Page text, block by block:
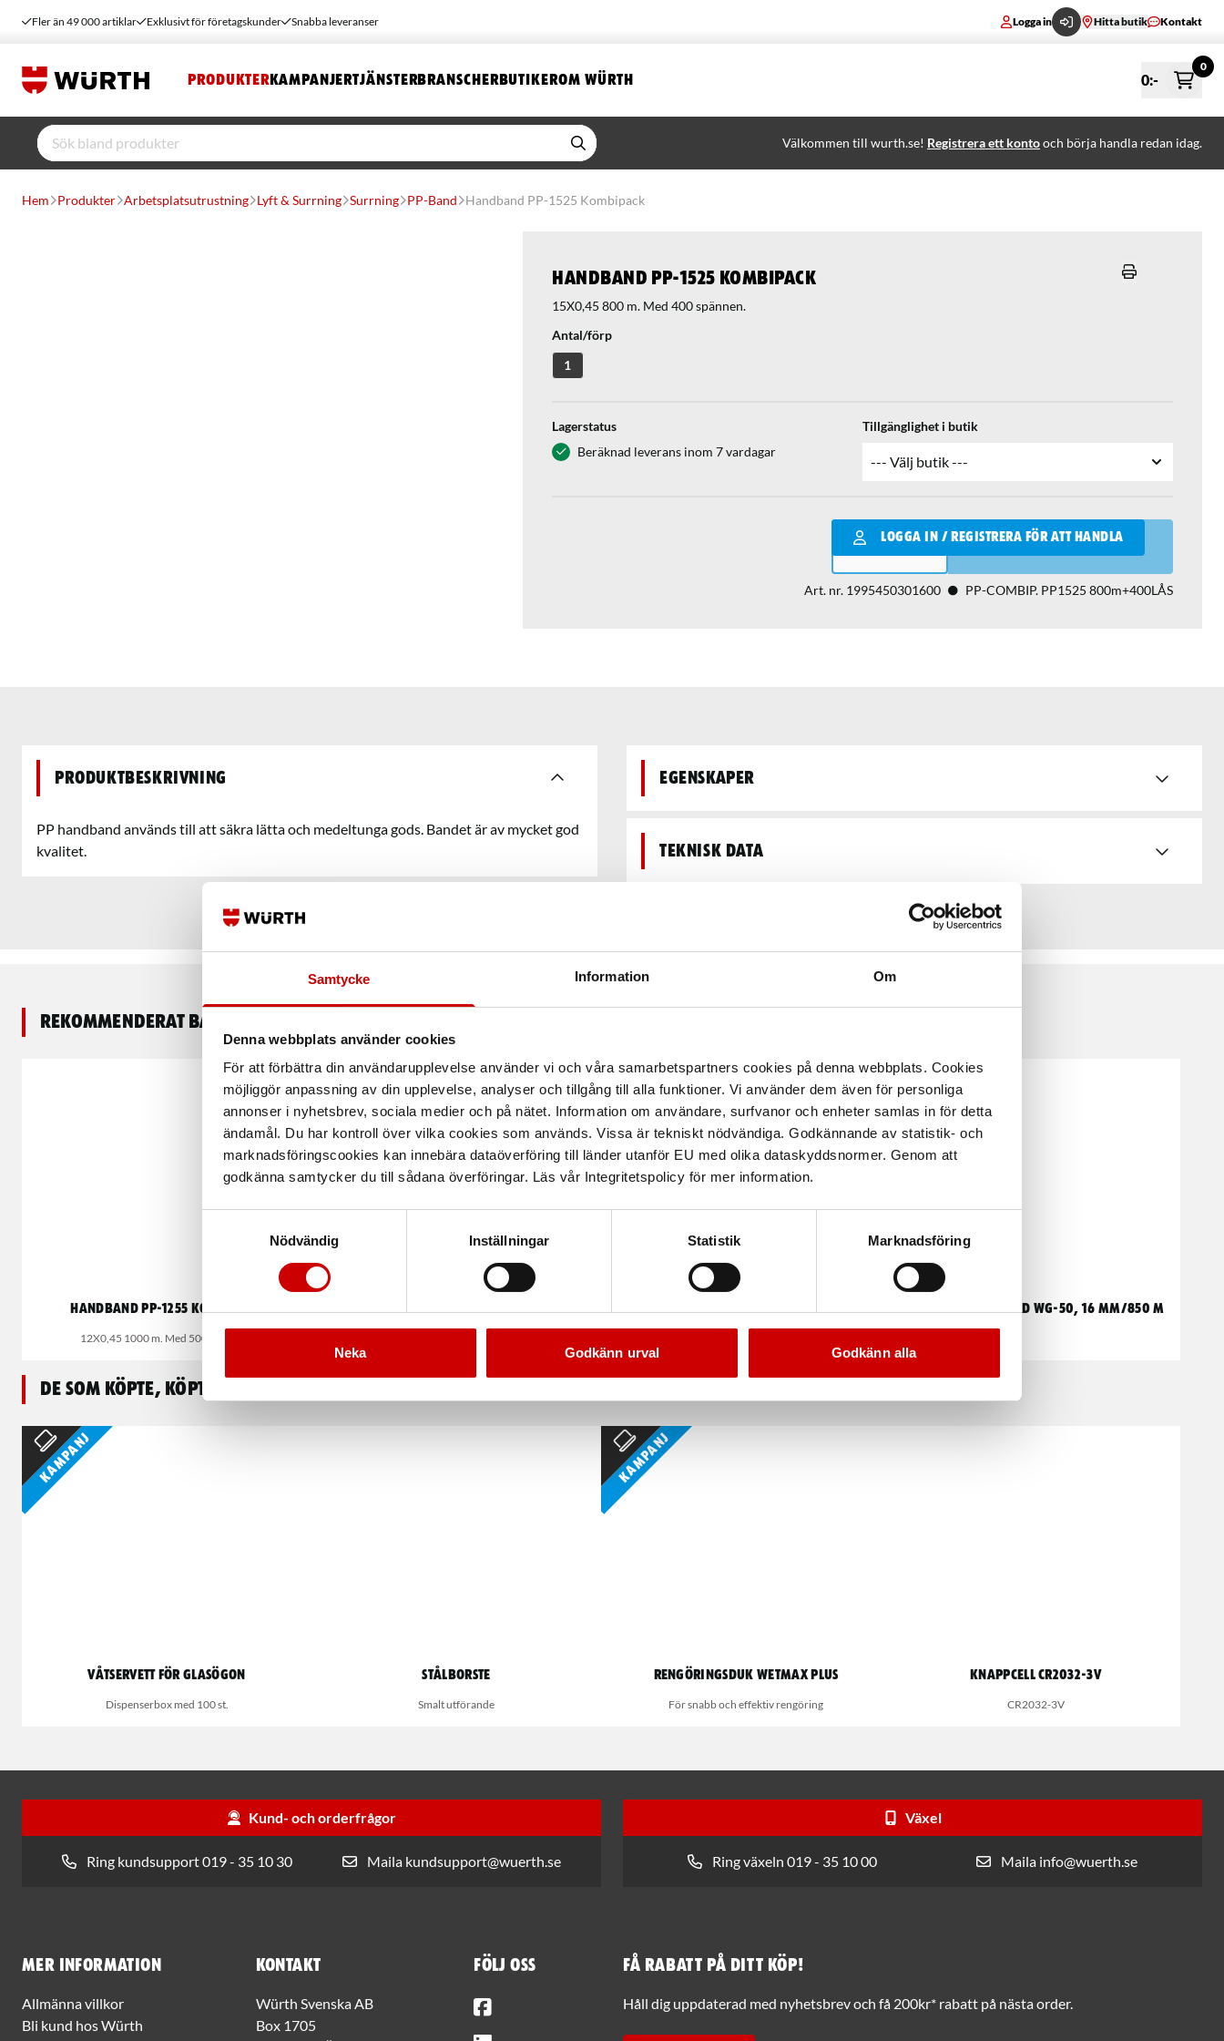
Samtycke Information Om
Denna webbplats använder cookies
För att förbättra din användarupplevelse använder vi och våra samarbetspartners cookies på denna webbplats. Cookies
möjliggör anpassning av din upplevelse, analyser och tillgång till alla funktioner. Vi använder dem även för personliga
annonser i nyhetsbrev, sociala medier och på nätet. Information om användare, surfvanor och enheter samlas in för detta
ändamål. Du har kontroll över vilka cookies som används. Vissa är tekniskt nödvändiga. Godkännande av statistik- och
marknadsföringscookies kan innebära dataöverföring till länder utanför EU med olika dataskyddsnormer. Genom att
godkänna samtycker du till sådana överföringar. Läs vår Integritetspolicy för mer information.
Nödvändig
Inställningar Statistik Marknadsföring
Neka Godkänn urval Godkänn alla
Fler än 49 000 artiklar Exklusivt för företagskunder Snabba leveranser Logga in Hitta butik Kontakt
PRODUKTER KAMPANJERTJÄNSTERBRANSCHERBUTIKEROM WÜRTH 0:-
0
Välkommen till wurth.se! Registrera ett kontooch börja handla redan idag.
Hem Produkter Arbetsplatsutrustning Lyft & Surrning Surrning PP-Band Handband PP-1525 Kombipack
Handband PP-1525 Kombipack
15X0,45 800 m. Med 400 spännen.
Antal/förp
1
Lagerstatus
Beräknad leverans inom 7 vardagar
Tillgänglighet i butik
LOGGA IN / REGISTRERA FÖR ATT HANDLA
Qantity
LÄGG I VARUKORGEN
Art. nr. 1995450301600 PP-COMBIP. PP1525 800m+400LÅS
Produktbeskrivning
PP handband används till att säkra lätta och medeltunga gods. Bandet är av mycket god
kvalitet.
Egenskaper
Teknisk data
Rekommenderat baserat på vald produkt
Handband PP-1255 Kombipack
12X0,45 1000 m. Med 500 spännen.
Polyesterband 16 mm Bandsträckare WG-Band Standard WG-50, 16 mm/850 m
De som köpte, köpte även
Kampanj
Våtservett för glasögon
Dispenserbox med 100 st.
Stålborste
Smalt utförande
Kampanj
Rengöringsduk Wetmax Plus
För snabb och effektiv rengöring
Knappcell CR2032-3V
CR2032-3V
Kund- och orderfrågor
Ring kundsupport 019 - 35 10 30 Maila kundsupport@wuerth.se
Växel
Ring växeln 019 - 35 10 00 Maila info@wuerth.se
Mer information
Allmänna villkor
Bli kund hos Würth
Kontakt
Würth Svenska AB
Box 1705
Följ oss Få rabatt på ditt köp!
Håll dig uppdaterad med nyhetsbrev och få 200kr* rabatt på nästa order.